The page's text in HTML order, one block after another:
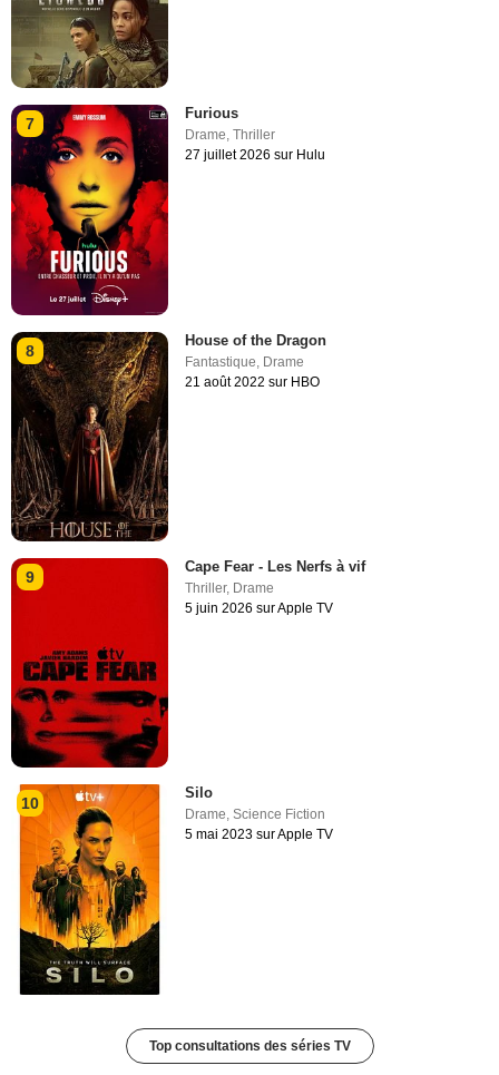
7
Furious
Drame,Thriller
27 juillet 2026 sur Hulu
8
House of the Dragon
Fantastique Drame
21 août 2022 sur HBO
9
Cape Fear - Les Nerfs à vif
Thriller, Drame
5 juin 2026 sur Apple TV
10
Silo
Drame,Science Fiction
5 mai 2023 sur Apple TV
Top consultations des séries TV